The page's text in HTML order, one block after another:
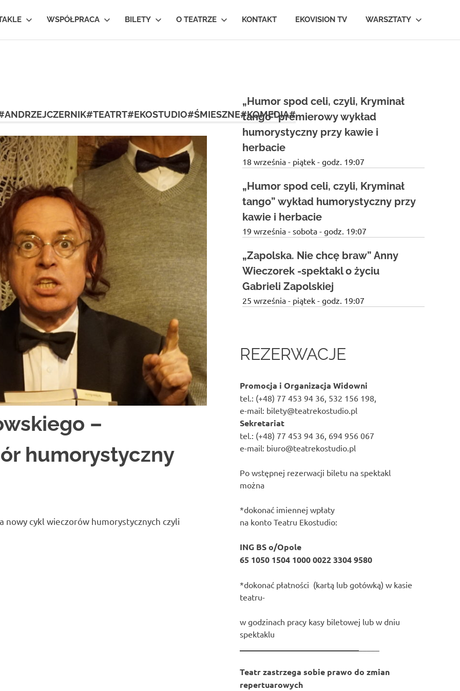
WSPÓŁPRACA BILETY O TEATRZE KONTAKT EKOVISION TV WARSZTATY
–
humorystyczny
nowy cykl wieczorów humorystycznych czyli
„Humor spod celi, czyli, Kryminał
tango” premierowy wykład
humorystyczny przy kawie i
herbacie
18 września - piątek - godz. 19:07
„Humor spod celi, czyli, Kryminał
tango” wykład humorystyczny przy
kawie i herbacie
19 września - sobota - godz. 19:07
„Zapolska. Nie chcę braw” Anny
Wieczorek -spektakl o życiu
Gabrieli Zapolskiej
25 września - piątek - godz. 19:07
REZERWACJE
Promocja i Organizacja Widowni
tel.: (+48) 77 453 94 36, 532 156 198,
e-mail: bilety@teatrekostudio.pl
Sekretariat
tel.: (+48) 77 453 94 36, 694 956 067
e-mail: biuro@teatrekostudio.pl
Po wstępnej rezerwacji biletu na spektakl
można
*dokonać imiennej wpłaty
na konto Teatru Ekostudio:
ING BS o/Opole
65 1050 1504 1000 0022 3304 9580
*dokonać płatności (kartą lub gotówką) w kasie
teatru-
w godzinach pracy kasy biletowej lub w dniu
spektaklu
Teatr zastrzega sobie prawo do zmian
repertuarowych